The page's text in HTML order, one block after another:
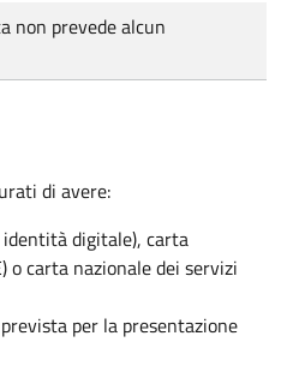
non prevede alcun
di avere:
identità digitale), carta
o carta nazionale dei servizi
per la presentazione